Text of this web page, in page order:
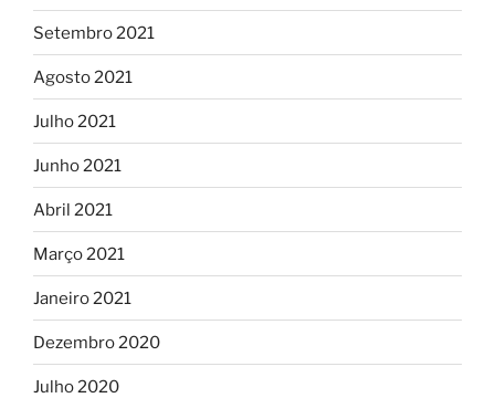
Setembro 2021
Agosto 2021
Julho 2021
Junho 2021
Abril 2021
Março 2021
Janeiro 2021
Dezembro 2020
Julho 2020